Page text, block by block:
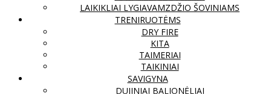
LAIKIKLIAI LYGIAVAMZDŽIO ŠOVINIAMS
TRENIRUOTĖMS
DRY FIRE
KITA
TAIMERIAI
TAIKINIAI
SAVIGYNA
DUJINIAI BALIONĖLIAI